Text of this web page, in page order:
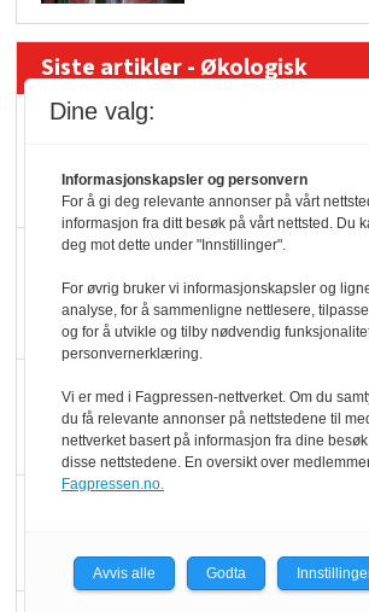
Siste artikler - Økologisk
yoghurt:
Marit Kolby
Økologisk
hederspris
Blir enklere
økologisk i
Dine valg:
Informasjonskapsler og personvern
For å gi deg relevante annonser på vårt
informasjon fra ditt besøk på vårt nettsted. Du
deg mot dette under "Innstillinger".
For øvrig bruker vi informasjonskapsler og
analyse, for å sammenligne nettlesere,
og for å utvikle og tilby nødvendig
personvernerklæring.
Vi er med i Fagpressen-nettverket. Om du
du få relevante annonser på nettstedene til
nettverket basert på informasjon fra dine
disse nettstedene. En oversikt over
Fagpressen.no.
Avvis alle Godta